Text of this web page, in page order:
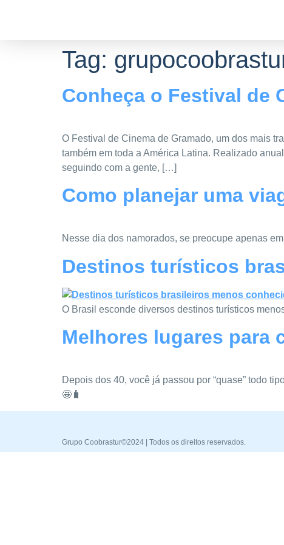
Tag:
Conheça o Festival de
O Festival de Cinema de Gramado, um dos mais
também em toda a América Latina. Realizado
seguindo com a gente, […]
Como planejar uma
Nesse dia dos namorados, se preocupe apenas
Destinos turísticos
O Brasil esconde diversos destinos turísticos
Melhores lugares para
Depois dos 40, você já passou por “quase” todo
🤩🧳
Grupo Coobrastur©2024 | Todos os direitos reservados.